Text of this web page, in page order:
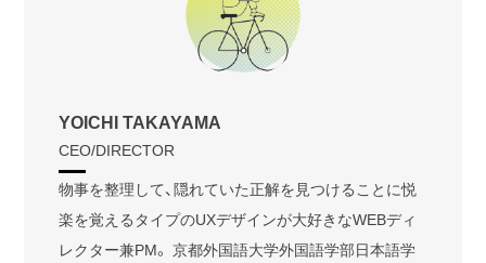
YOICHI TAKAYAMA
CEO/DIRECTOR
物事を整理して、隠れていた正解を見つけることに悦
楽を覚えるタイプのUXデザインが大好きなWEBディ
レクター兼PM。 京都外国語大学外国語学部日本語学